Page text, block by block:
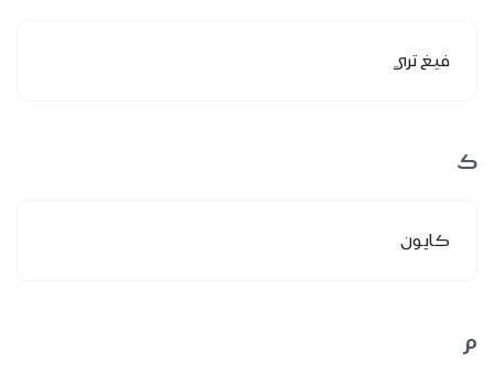
فيغ تري
ك
كايون
م